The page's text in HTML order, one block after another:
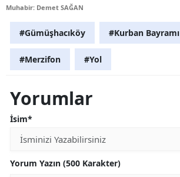
Muhabir: Demet SAĞAN
#Gümüşhacıköy #Kurban Bayramı
#Merzifon #Yol
Yorumlar
İsim*
Yorum Yazın (500 Karakter)